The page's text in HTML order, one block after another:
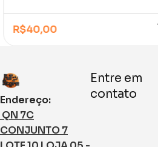
R$40,00
Endereço:
QN 7C
CONJUNTO 7
Entre em
contato